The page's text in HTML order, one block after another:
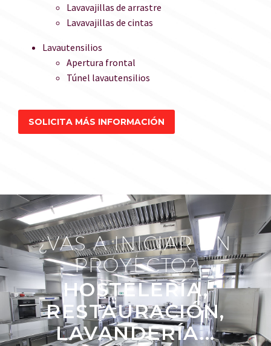
Lavavajillas de arrastre
Lavavajillas de cintas
Lavautensilios
Apertura frontal
Túnel lavautensilios
SOLICITA MÁS INFORMACIÓN
¿VAS A INICIAR UN
PROYECTO?
HOSTELERÍA,
RESTAURACIÓN,
LAVANDERÍA...